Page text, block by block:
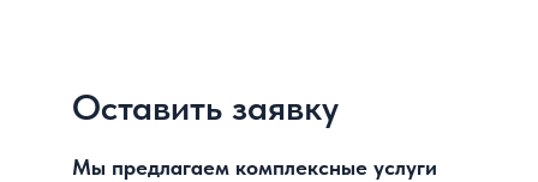
Оставить заявку
Мы предлагаем комплексные услуги